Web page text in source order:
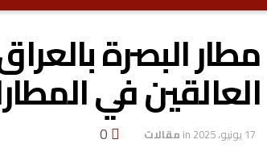
مطار البصرة
العالقين في
17 يونيو، 2025 in مقالات